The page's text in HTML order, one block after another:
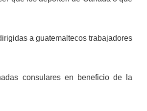
a guatemaltecos trabajadores
consulares en beneficio de la